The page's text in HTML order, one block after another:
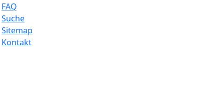
FAQ
Suche
Sitemap
Kontakt